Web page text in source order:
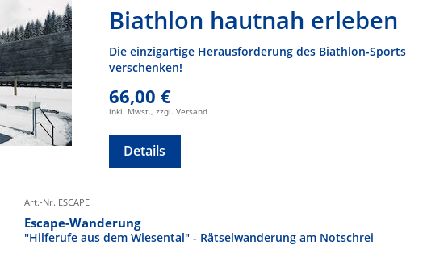
Biathlon hautnah erleben
Die einzigartige Herausforderung des Biathlon-Sports
verschenken!
66,00 €
inkl. Mwst., zzgl. Versand
Details
Art.-Nr. ESCAPE
Escape-Wanderung
"Hilferufe aus dem Wiesental" - Rätselwanderung am Notschrei